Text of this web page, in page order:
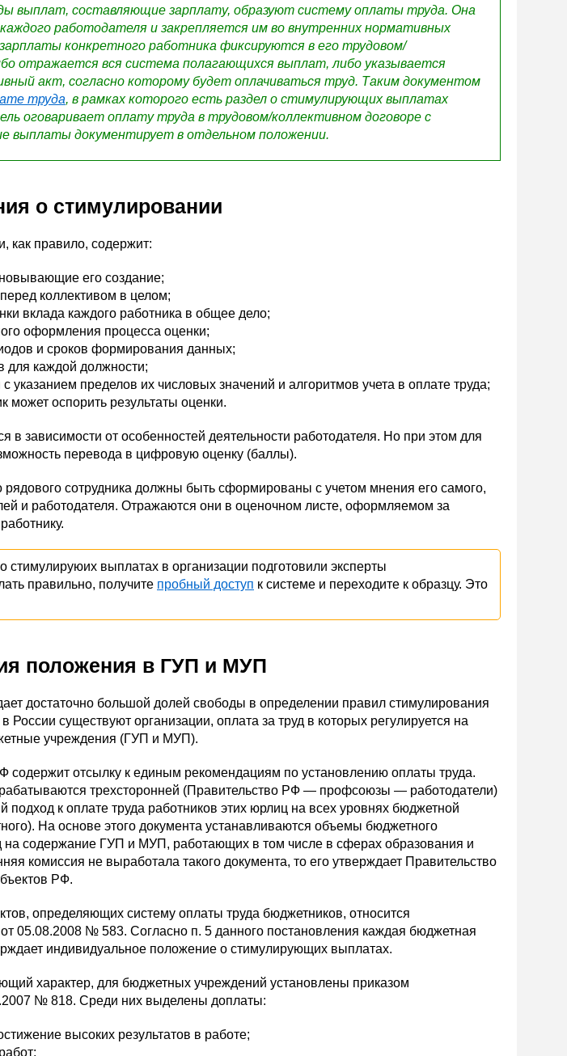
составляющие зарплату, образуют систему оплаты труда. Она
работодателя и закрепляется им во внутренних нормативных
конкретного работника фиксируются в его трудовом/
отражается вся система полагающихся выплат, либо указывается
акт, согласно которому будет оплачиваться труд. Таким документом
труда, в рамках которого есть раздел о стимулирующих выплатах
оговаривает оплату труда в трудовом/коллективном договоре с
выплаты документирует в отдельном положении.
о стимулировании
как правило, содержит:
его создание;
коллективом в целом;
вклада каждого работника в общее дело;
оформления процесса оценки;
и сроков формирования данных;
для каждой должности;
указанием пределов их числовых значений и алгоритмов учета в оплате труда;
может оспорить результаты оценки.
в зависимости от особенностей деятельности работодателя. Но при этом для
перевода в цифровую оценку (баллы).
рядового сотрудника должны быть сформированы с учетом мнения его самого,
и работодателя. Отражаются они в оценочном листе, оформляемом за
выплатах в организации подготовили эксперты
правильно, получите пробный доступ к системе и переходите к образцу. Это
положения в ГУП и МУП
достаточно большой долей свободы в определении правил стимулирования
России существуют организации, оплата за труд в которых регулируется на
учреждения (ГУП и МУП).
содержит отсылку к единым рекомендациям по установлению оплаты труда.
трехсторонней (Правительство РФ — профсоюзы — работодатели)
подход к оплате труда работников этих юрлиц на всех уровнях бюджетной
На основе этого документа устанавливаются объемы бюджетного
на содержание ГУП и МУП, работающих в том числе в сферах образования и
комиссия не выработала такого документа, то его утверждает Правительство
РФ.
определяющих систему оплаты труда бюджетников, относится
05.08.2008 № 583. Согласно п. 5 данного постановления каждая бюджетная
индивидуальное положение о стимулирующих выплатах.
характер, для бюджетных учреждений установлены приказом
№ 818. Среди них выделены доплаты:
высоких результатов в работе;